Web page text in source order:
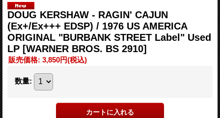
DOUG KERSHAW - RAGIN' CAJUN
(Ex+/Ex+++ EDSP) / 1976 US AMERICA
ORIGINAL "BURBANK STREET Label" Used
LP [WARNER BROS. BS 2910]
販売価格: 3,850円(税込)
数量: